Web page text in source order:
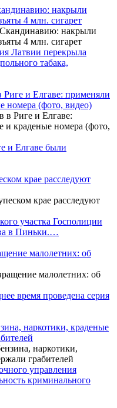
накрыли
4 млн. сигарет
Латвии перекрыла
табака,
и Елгаве: применяли
номера (фото, видео)
и Елгаве были
крае расследуют
участка Госполиции
в Пиньки.…
малолетних: об
время проведена серия
наркотики, краденые
управления
криминального